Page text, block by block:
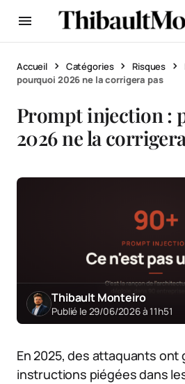
Accueil Catégories Risques
pourquoi 2026 ne la corrigera pas
Prompt injection :
2026 ne la
Thibault Monteiro
Publié le 29/06/2026 à 11h51
En 2025, des attaquants ont
instructions piégées dans